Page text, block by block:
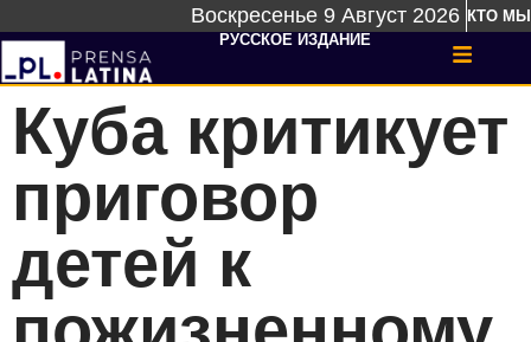
Воскресенье 9 Август 2026 КТО МЫ
РУССКОЕ ИЗДАНИЕ
Куба критикует
приговор
детей к